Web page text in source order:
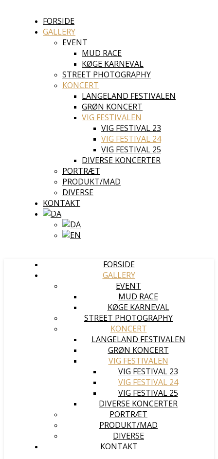
FORSIDE
GALLERY
EVENT
MUD RACE
KØGE KARNEVAL
STREET PHOTOGRAPHY
KONCERT
LANGELAND FESTIVALEN
GRØN KONCERT
VIG FESTIVALEN
VIG FESTIVAL 23
VIG FESTIVAL 24
VIG FESTIVAL 25
DIVERSE KONCERTER
PORTRÆT
PRODUKT/MAD
DIVERSE
KONTAKT
FORSIDE
GALLERY
EVENT
MUD RACE
KØGE KARNEVAL
STREET PHOTOGRAPHY
KONCERT
LANGELAND FESTIVALEN
GRØN KONCERT
VIG FESTIVALEN
VIG FESTIVAL 23
VIG FESTIVAL 24
VIG FESTIVAL 25
DIVERSE KONCERTER
PORTRÆT
PRODUKT/MAD
DIVERSE
KONTAKT